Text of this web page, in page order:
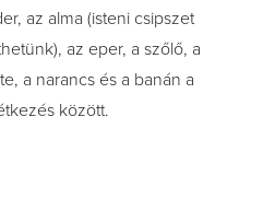
az alma (isteni csipszet
az eper, a szőlő, a
a narancs és a banán a
között.